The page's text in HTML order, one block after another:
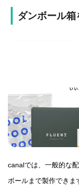
ダンボール箱
canalでは、一般的な
ボールまで製作できま